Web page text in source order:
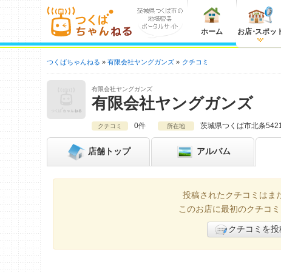
ホーム お店・スポッ
つくばちゃんねる 有限会社ヤングガンズ クチコミ
有限会社ヤングガンズ
有限会社ヤングガンズ
クチコミ 0件 所在地 茨城県つくば市北条
店舗 トップ アルバム
投稿されたクチコミはま
このお店に最初のクチコ
クチコミを投